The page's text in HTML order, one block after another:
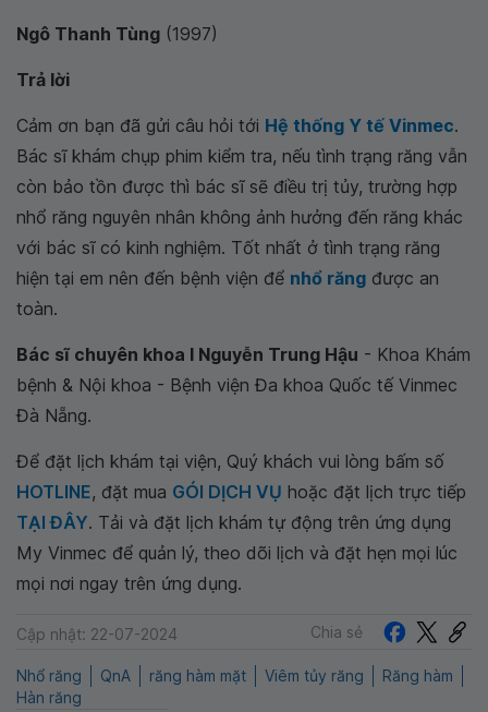
Ngô Thanh Tùng (1997)
Trả lời
Cảm ơn bạn đã gửi câu hỏi tới Hệ thống Y tế Vinmec.
Bác sĩ khám chụp phim kiểm tra, nếu tình trạng răng vẫn
còn bảo tồn được thì bác sĩ sẽ điều trị tủy, trường hợp
nhổ răng nguyên nhân không ảnh hưởng đến răng khác
với bác sĩ có kinh nghiệm. Tốt nhất ở tình trạng răng
hiện tại em nên đến bệnh viện để nhổ răng được an
toàn.
Bác sĩ chuyên khoa I Nguyễn Trung Hậu - Khoa Khám
bệnh & Nội khoa - Bệnh viện Đa khoa Quốc tế Vinmec
Đà Nẵng.
Để đặt lịch khám tại viện, Quý khách vui lòng bấm số
HOTLINE, đặt mua GÓI DỊCH VỤ hoặc đặt lịch trực tiếp
TẠI ĐÂY. Tải và đặt lịch khám tự động trên ứng dụng
My Vinmec để quản lý, theo dõi lịch và đặt hẹn mọi lúc
mọi nơi ngay trên ứng dụng.
Cập nhật: 22-07-2024 Chia sẻ
Nhổ răng QnA răng hàm mặt Viêm tủy răng
Răng hàm
Hàn răng